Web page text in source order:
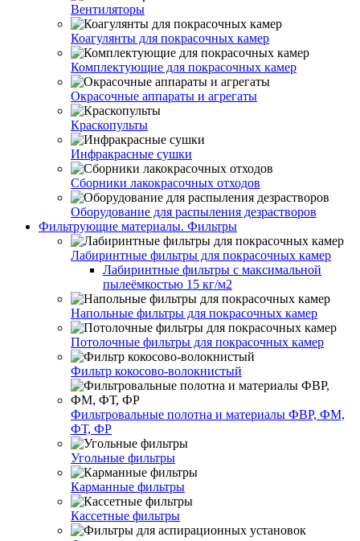
Вентиляторы
Коагулянты для покрасочных камер
Комплектующие для покрасочных камер
Окрасочные аппараты и агрегаты
Краскопульты
Инфракрасные сушки
Сборники лакокрасочных отходов
Оборудование для распыления дезрастворов
Фильтрующие материалы. Фильтры
Лабиринтные фильтры для покрасочных камер
Лабиринтные фильтры с максимальной
пылеёмкостью 15 кг/м2
Напольные фильтры для покрасочных камер
Потолочные фильтры для покрасочных камер
Фильтр кокосово-волокнистый
Фильтровальные полотна и материалы ФВР, ФМ,
ФТ, ФР
Угольные фильтры
Карманные фильтры
Кассетные фильтры